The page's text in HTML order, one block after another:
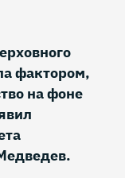
фактором,
на фоне